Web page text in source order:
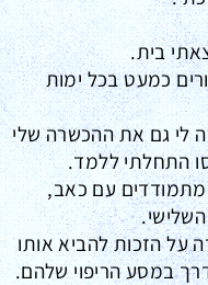
בית.
כמעט בכל ימות
לי גם את ההכשרה שלי
התחלתי ללמד.
עם כאב,
על הזכות להביא אותו
דרך במסע הריפוי שלהם.